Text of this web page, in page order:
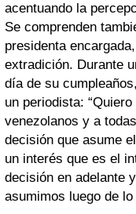
acentuando la
Se comprenden
presidenta
extradición. Durante
día de su
un periodista:
venezolanos y a
decisión que asume
un interés que es el
decisión en adelante
asumimos luego de